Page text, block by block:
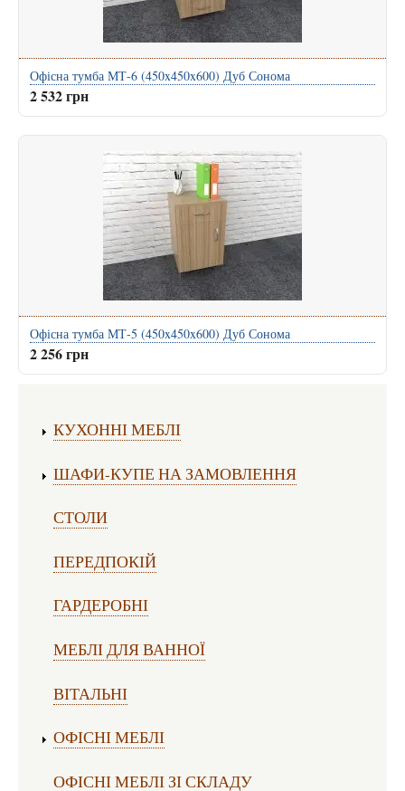
Офісна тумба МТ-6 (450x450x600) Дуб Сонома
2 532 грн
Офісна тумба МТ-5 (450x450x600) Дуб Сонома
2 256 грн
КУХОННІ МЕБЛІ
ШАФИ-КУПЕ НА ЗАМОВЛЕННЯ
СТОЛИ
ПЕРЕДПОКІЙ
ГАРДЕРОБНІ
МЕБЛІ ДЛЯ ВАННОЇ
ВІТАЛЬНІ
ОФІСНІ МЕБЛІ
ОФІСНІ МЕБЛІ ЗІ СКЛАДУ